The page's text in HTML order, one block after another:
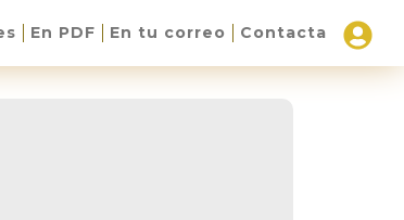
En PDF En tu correo Contacta